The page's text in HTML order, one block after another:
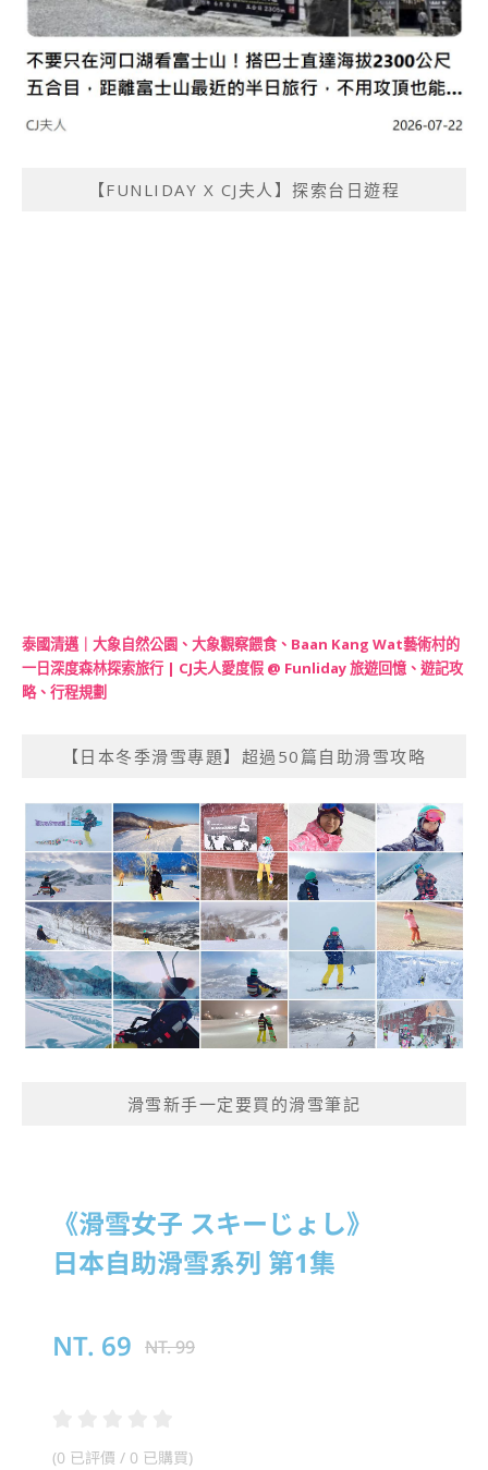
【FUNLIDAY X CJ夫人】探索台日遊程
泰國清邁｜大象自然公園、大象觀察餵食、Baan Kang Wat藝術村的
一日深度森林探索旅行 | CJ夫人愛度假 @ Funliday 旅遊回憶、遊記攻
略、行程規劃
【日本冬季滑雪專題】超過50篇自助滑雪攻略
滑雪新手一定要買的滑雪筆記